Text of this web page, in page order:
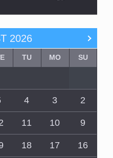
2026
SU
MO
TU
2
3
4
9
10
11
16
17
18